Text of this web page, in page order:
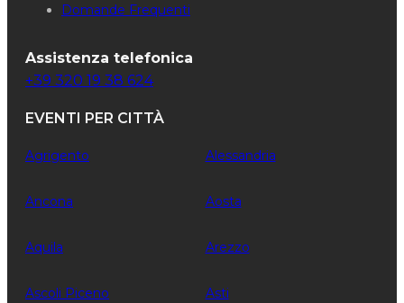
Domande Frequenti
Assistenza telefonica
+39 320 19 38 624
EVENTI PER CITTÀ
Agrigento Alessandria
Ancona Aosta
Aquila Arezzo
Ascoli Piceno Asti